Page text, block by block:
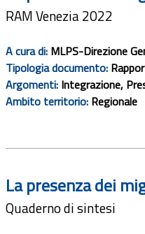
RAM Venezia 2022
A cura di: MLPS-Direzione
Tipologia documento:
Argomenti: Integrazione,
Ambito territorio: Regionale
La presenza dei
Quaderno di sintesi